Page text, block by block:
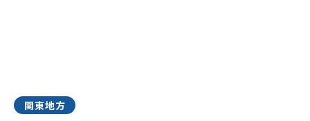
関東地方